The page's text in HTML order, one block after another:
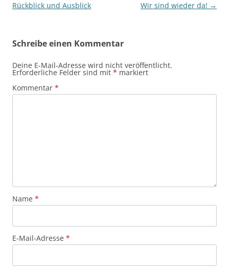
Rückblick und Ausblick
Wir sind wieder da! →
Schreibe einen Kommentar
Deine E-Mail-Adresse wird nicht veröffentlicht.
Erforderliche Felder sind mit * markiert
Kommentar *
Name *
E-Mail-Adresse *